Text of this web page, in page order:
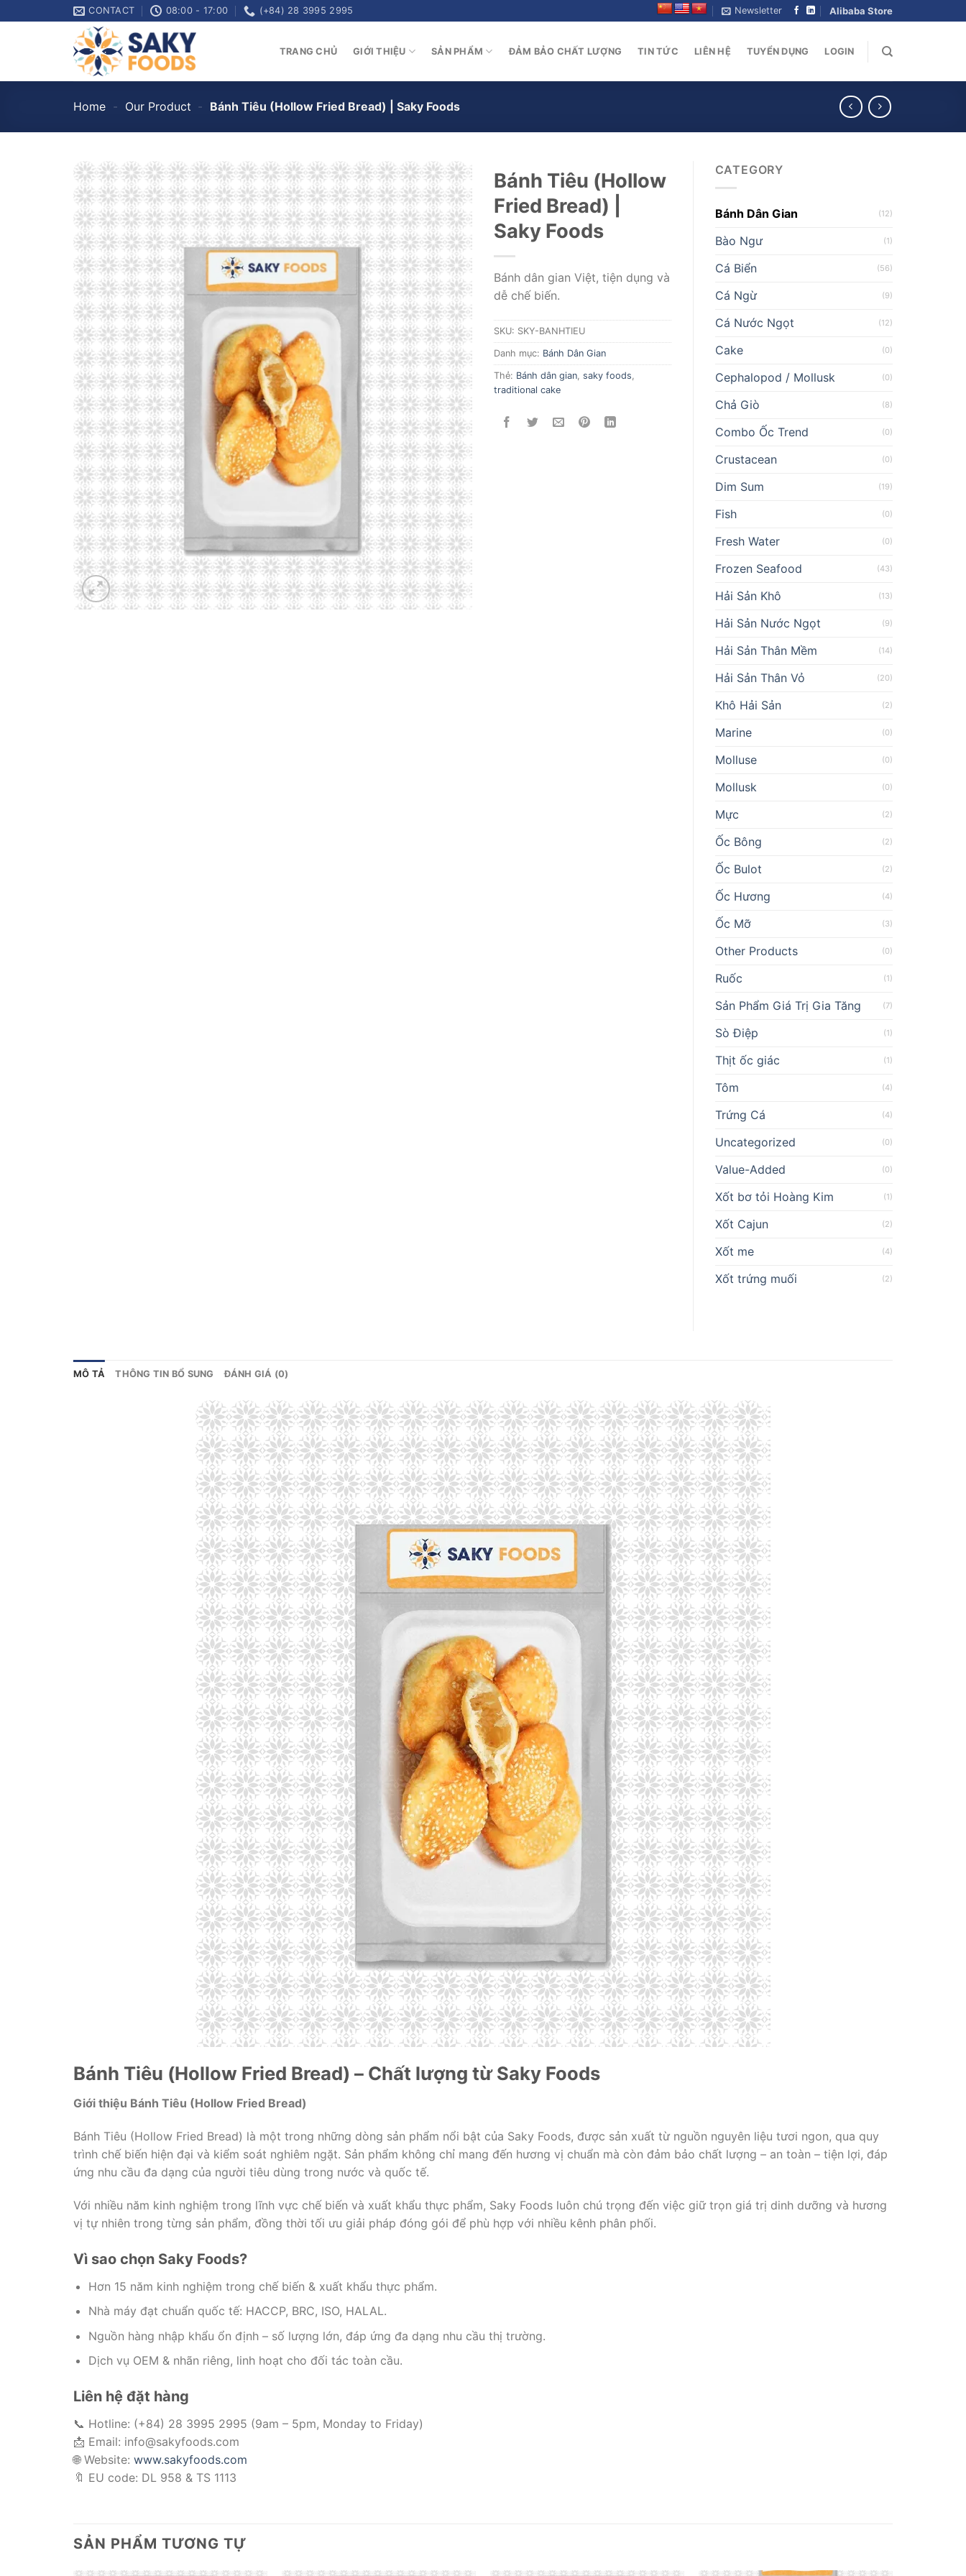
to
CONTACT 08:00 - 17:00 (+84) 28 3995 2995 Newsletter Alibaba Store
TRANG CHỦ GIỚI THIỆU SẢN PHẨM ĐẢM BẢO CHẤT LƯỢNG TIN TỨC LIÊN HỆ TUYỂN DỤNG LOGIN
Home - Our Product - Bánh Tiêu (Hollow Fried Bread) | Saky Foods
Bánh Tiêu (Hollow
Fried Bread) |
Saky Foods
Bánh dân gian Việt, tiện dụng và
dễ chế biến.
SKU: SKY-BANHTIEU
Danh mục: Bánh Dân Gian
Thẻ: Bánh dân gian saky foods
traditional cake
CATEGORY
Bánh Dân Gian (12)
Bào Ngư (1)
Cá Biển (56)
Cá Ngừ (9)
Cá Nước Ngọt (12)
Cake (0)
Cephalopod / Mollusk (0)
Chả Giò (8)
Combo Ốc Trend (0)
Crustacean (0)
Dim Sum (19)
Fish (0)
Fresh Water (0)
Frozen Seafood (43)
Hải Sản Khô (13)
Hải Sản Nước Ngọt (9)
Hải Sản Thân Mềm (14)
Hải Sản Thân Vỏ (20)
Khô Hải Sản (2)
Marine (0)
Molluse (0)
Mollusk (0)
Mực (2)
Ốc Bông (2)
Ốc Bulot (2)
Ốc Hương (4)
Ốc Mỡ (3)
Other Products (0)
Ruốc (1)
Sản Phẩm Giá Trị Gia Tăng (7)
Sò Điệp (1)
Thịt ốc giác (1)
Tôm (4)
Trứng Cá (4)
Uncategorized (0)
Value-Added (0)
Xốt bơ tỏi Hoàng Kim (1)
Xốt Cajun (2)
Xốt me (4)
Xốt trứng muối (2)
MÔ TẢ THÔNG TIN BỔ SUNG ĐÁNH GIÁ (0)
Bánh Tiêu (Hollow Fried Bread) – Chất lượng từ Saky Foods
Giới thiệu Bánh Tiêu (Hollow Fried Bread)
Bánh Tiêu (Hollow Fried Bread) là một trong những dòng sản phẩm nổi bật của Saky Foods, được sản xuất từ nguồn nguyên liệu tươi ngon, qua quy
trình chế biến hiện đại và kiểm soát nghiêm ngặt. Sản phẩm không chỉ mang đến hương vị chuẩn mà còn đảm bảo chất lượng – an toàn – tiện lợi, đáp
ứng nhu cầu đa dạng của người tiêu dùng trong nước và quốc tế.
Với nhiều năm kinh nghiệm trong lĩnh vực chế biến và xuất khẩu thực phẩm, Saky Foods luôn chú trọng đến việc giữ trọn giá trị dinh dưỡng và hương
vị tự nhiên trong từng sản phẩm, đồng thời tối ưu giải pháp đóng gói để phù hợp với nhiều kênh phân phối.
Vì sao chọn Saky Foods?
Hơn 15 năm kinh nghiệm trong chế biến & xuất khẩu thực phẩm.
Nhà máy đạt chuẩn quốc tế: HACCP, BRC, ISO, HALAL.
Nguồn hàng nhập khẩu ổn định – số lượng lớn, đáp ứng đa dạng nhu cầu thị trường.
Dịch vụ OEM & nhãn riêng, linh hoạt cho đối tác toàn cầu.
Liên hệ đặt hàng
📞 Hotline: (+84) 28 3995 2995 (9am – 5pm, Monday to Friday)
📩 Email: info@sakyfoods.com
🌐 Website: www.sakyfoods.com
🔖 EU code: DL 958 & TS 1113
SẢN PHẨM TƯƠNG TỰ